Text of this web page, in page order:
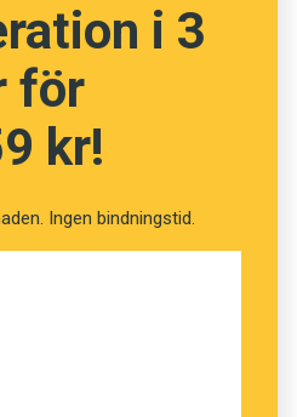
i 3
för
kr!
Ingen bindningstid.